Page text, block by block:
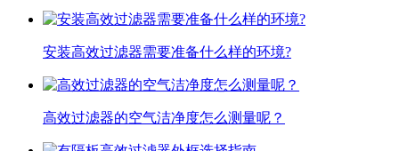
安装高效过滤器需要准备什么样的环境?
高效过滤器的空气洁净度怎么测量呢？